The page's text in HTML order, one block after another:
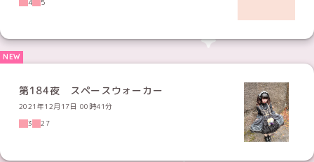
第184夜 スペースウォーカー
2021年12月17日 00時41分
3
27